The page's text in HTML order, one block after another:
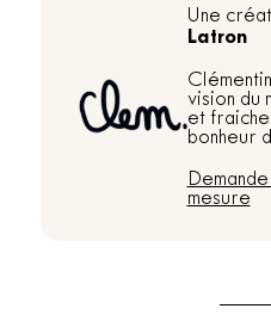
Une
Latron
vision du
et
bonheur
mesure